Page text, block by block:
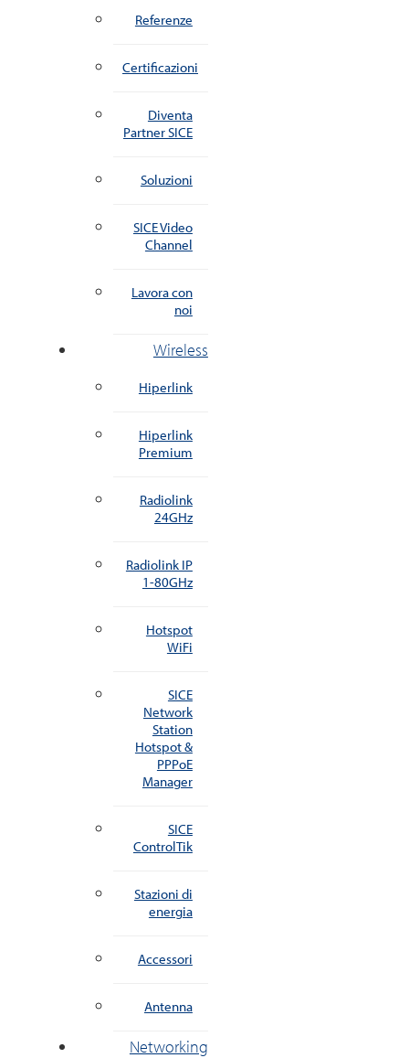
Referenze
Certificazioni
Diventa
Partner SICE
Soluzioni
SICE Video
Channel
Lavora con
noi
Wireless
Hiperlink
Hiperlink
Premium
Radiolink
24GHz
Radiolink IP
1-80GHz
Hotspot
WiFi
SICE
Network
Station
Hotspot &
PPPoE
Manager
SICE
ControlTik
Stazioni di
energia
Accessori
Antenna
Networking